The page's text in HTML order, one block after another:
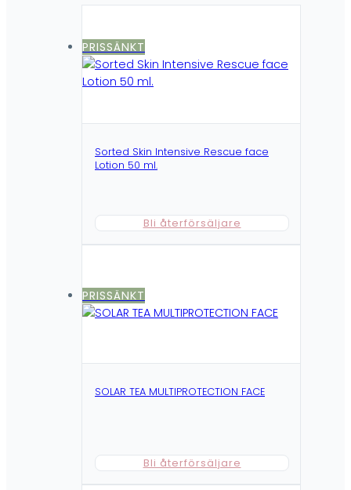
PRISSÄNKT
Sorted Skin Intensive Rescue face
Lotion 50 ml.
Bli återförsäljare
PRISSÄNKT
SOLAR TEA MULTIPROTECTION FACE
Bli återförsäljare